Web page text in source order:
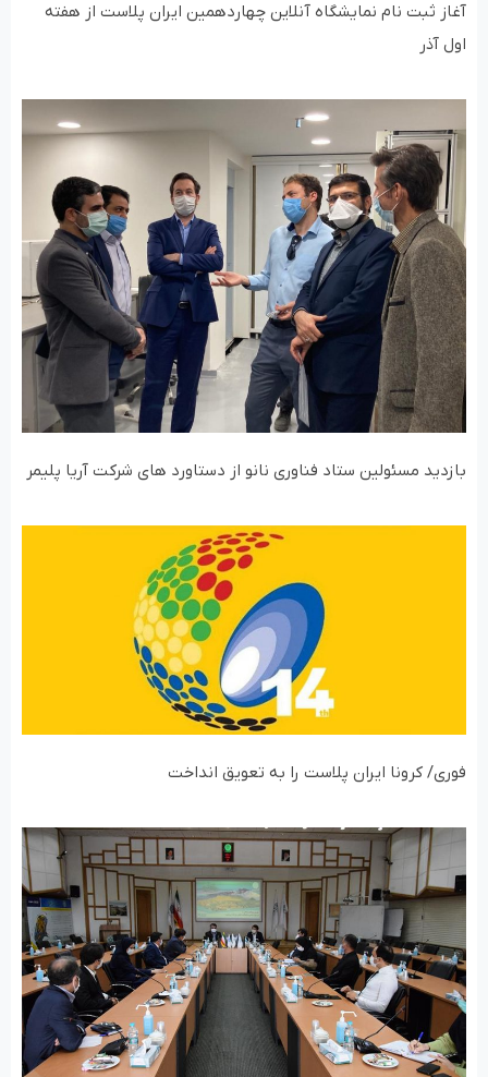
آغاز ثبت نام نمایشگاه آنلاین چهاردهمین ایران پلاست از هفته
اول آذر
بازدید مسئولین ستاد فناوری نانو از دستاورد های شرکت آریا پلیمر
فوری/ کرونا ایران پلاست را به تعویق انداخت